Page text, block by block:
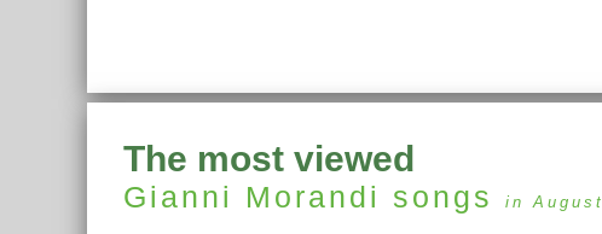
The most viewed
Gianni Morandi songs in August